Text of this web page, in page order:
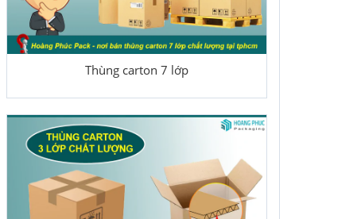
Thùng carton 7 lớp